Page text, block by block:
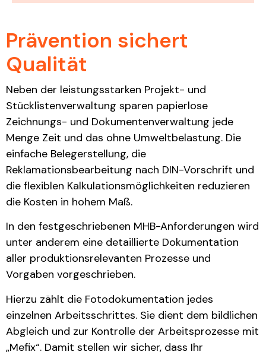
Prävention sichert
Qualität
Neben der leistungsstarken Projekt- und
Stücklistenverwaltung sparen papierlose
Zeichnungs- und Dokumentenverwaltung jede
Menge Zeit und das ohne Umweltbelastung. Die
einfache Belegerstellung, die
Reklamationsbearbeitung nach DIN-Vorschrift und
die flexiblen Kalkulationsmöglichkeiten reduzieren
die Kosten in hohem Maß.
In den festgeschriebenen MHB-Anforderungen wird
unter anderem eine detaillierte Dokumentation
aller produktionsrelevanten Prozesse und
Vorgaben vorgeschrieben.
Hierzu zählt die Fotodokumentation jedes
einzelnen Arbeitsschrittes. Sie dient dem bildlichen
Abgleich und zur Kontrolle der Arbeitsprozesse mit
„Mefix“. Damit stellen wir sicher, dass Ihr